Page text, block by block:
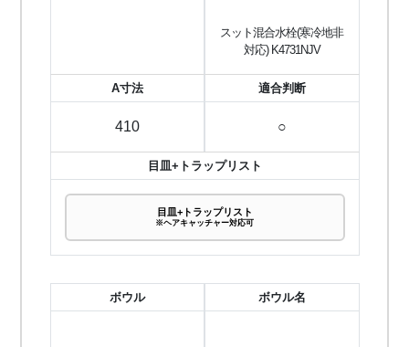
スット混合水栓(寒冷地非
対応) K4731NJV
A寸法
410
適合判断
○
目皿+トラップリスト
目皿+トラップリスト
※ヘアキャッチャー対応可
ボウル ボウル名